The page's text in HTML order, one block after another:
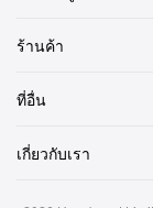
Seguros
ร้านค้า
ที่อื่น
เกี่ยวกับเรา